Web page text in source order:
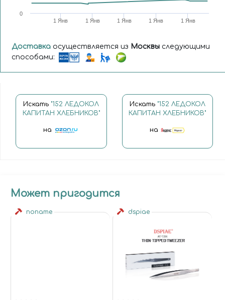
1 Янв 1 Янв 1 Янв 1 Янв 1 Янв
0
Доставка осуществляется из Москвы следующими
способами:
Искать "152 ЛЕДОКОЛ
КАПИТАН ХЛЕБНИКОВ"
на
Искать "152 ЛЕДОКОЛ
КАПИТАН ХЛЕБНИКОВ"
на
Может пригодится
noname dspiae